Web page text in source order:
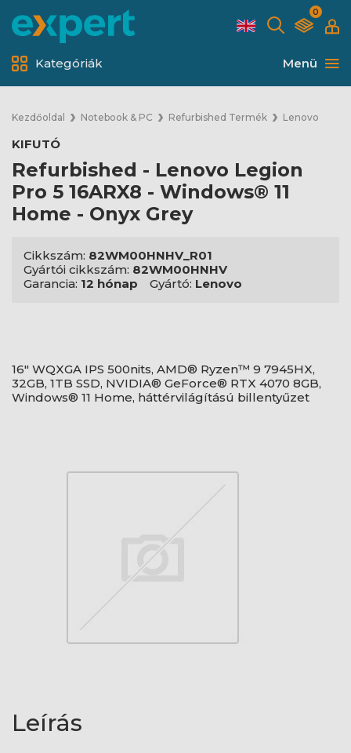
0
Menü
Kategóriák
Kezdőoldal Notebook & PC Refurbished Termék Lenovo
KIFUTÓ
Refurbished - Lenovo Legion
Pro 5 16ARX8 - Windows® 11
Home - Onyx Grey
Cikkszám: 82WM00HNHV_R01
Gyártói cikkszám: 82WM00HNHV
Garancia: 12 hónap Gyártó: Lenovo
16" WQXGA IPS 500nits, AMD® Ryzen™ 9 7945HX,
32GB, 1TB SSD, NVIDIA® GeForce® RTX 4070 8GB,
Windows® 11 Home, háttérvilágítású billentyűzet
Leírás